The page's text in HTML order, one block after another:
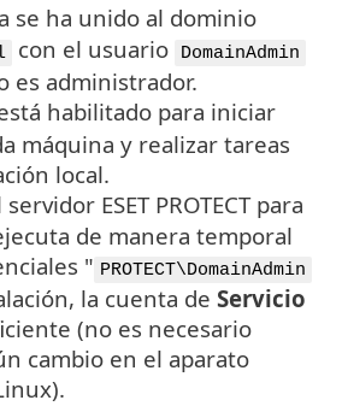
se ha unido al dominio
con el usuario DomainAdmin
es administrador.
habilitado para iniciar
máquina y realizar tareas
local.
ESET PROTECT para
de manera temporal
" PROTECT\DomainAdmin
la cuenta de Servicio
(no es necesario
cambio en el aparato